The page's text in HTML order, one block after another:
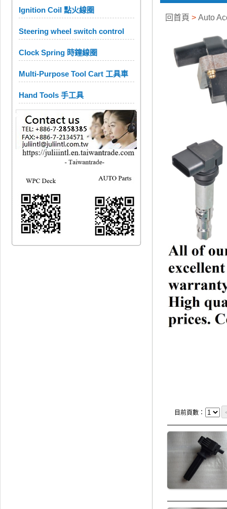
Ignition Coil 點火線圈
Steering wheel switch control
Clock Spring 時鐘線圈
Multi-Purpose Tool Cart 工具車
Hand Tools 手工具
回首頁 > Auto
目前頁數：